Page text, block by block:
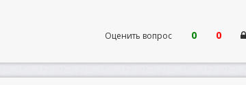
Оценить вопрос 0 0